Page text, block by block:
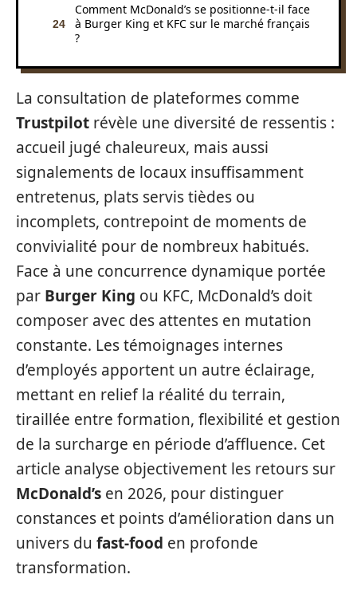
Comment McDonald’s se positionne-t-il face
à Burger King et KFC sur le marché français
?
La consultation de plateformes comme
Trustpilot révèle une diversité de ressentis :
accueil jugé chaleureux, mais aussi
signalements de locaux insuffisamment
entretenus, plats servis tièdes ou
incomplets, contrepoint de moments de
convivialité pour de nombreux habitués.
Face à une concurrence dynamique portée
par Burger King ou KFC, McDonald’s doit
composer avec des attentes en mutation
constante. Les témoignages internes
d’employés apportent un autre éclairage,
mettant en relief la réalité du terrain,
tiraillée entre formation, flexibilité et gestion
de la surcharge en période d’affluence. Cet
article analyse objectivement les retours sur
McDonald’s en 2026, pour distinguer
constances et points d’amélioration dans un
univers du fast-food en profonde
transformation.